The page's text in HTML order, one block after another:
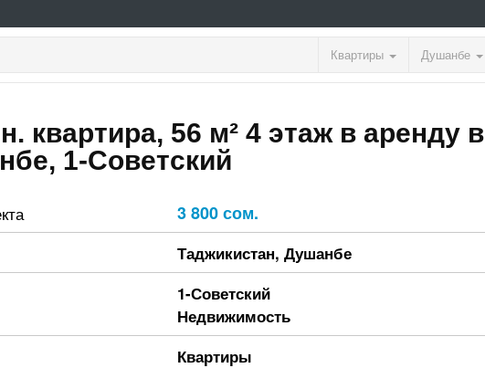
Квартиры Душанбе
квартира, 56 м² 4 этаж в аренду в
1-Советский
3 800 сом.
Таджикистан, Душанбе
1-Советский
Недвижимость
Квартиры